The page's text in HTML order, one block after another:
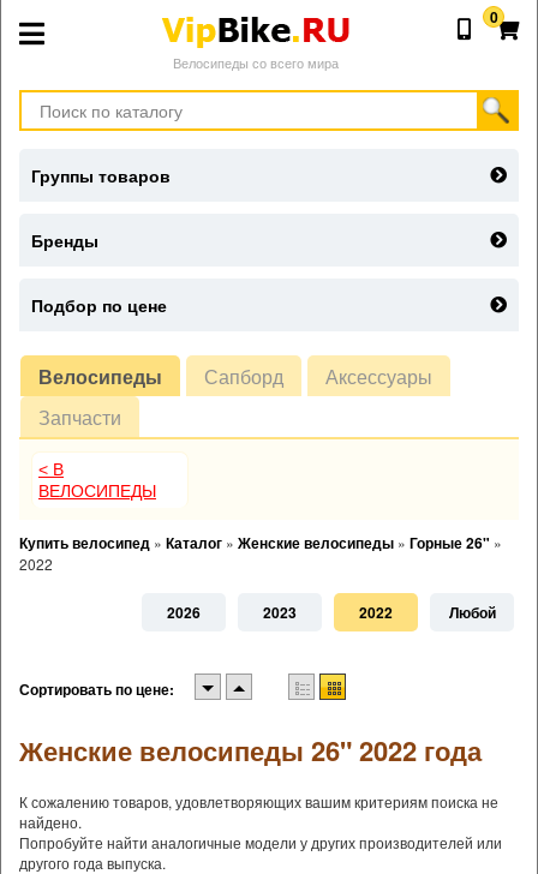
Велосипеды со всего мира
0
Велосипеды Сапборд
Аксессуары
Запчасти
< В
ВЕЛОСИПЕДЫ
Купить велосипед » Каталог » Женские велосипеды » Горные 26" »
2022
2026 2023 2022 Любой
Сортировать по цене:
Женские велосипеды 26" 2022 года
К сожалению товаров, удовлетворяющих вашим критериям поиска не
найдено.
Попробуйте найти аналогичные модели у других производителей или
другого года выпуска.
Группы товаров
Бренды
Подбор по цене